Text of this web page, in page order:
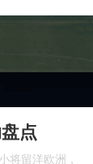
点
将留洋欧洲，